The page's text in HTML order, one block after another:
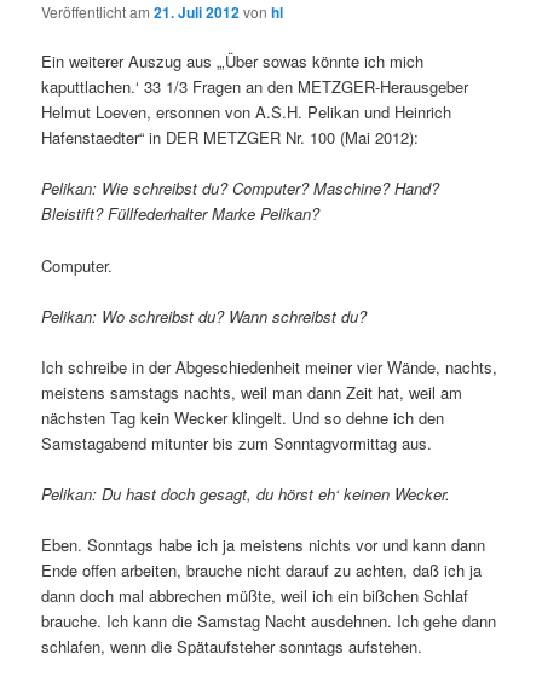
Veröffentlicht am21. Juli 2012vonhl
Ein weiterer Auszug aus „‚Über sowas könnte ich mich
kaputtlachen.‘ 33 1/3 Fragen an den METZGER-Herausgeber
Helmut Loeven, ersonnen von A.S.H. Pelikan und Heinrich
Hafenstaedter“ in DER METZGER Nr. 100 (Mai 2012):
Pelikan: Wie schreibst du? Computer? Maschine? Hand?
Bleistift? Füllfederhalter Marke Pelikan?
Computer.
Pelikan: Wo schreibst du? Wann schreibst du?
Ich schreibe in der Abgeschiedenheit meiner vier Wände, nachts,
meistens samstags nachts, weil man dann Zeit hat, weil am
nächsten Tag kein Wecker klingelt. Und so dehne ich den
Samstagabend mitunter bis zum Sonntagvormittag aus.
Pelikan: Du hast doch gesagt, du hörst eh‘ keinen Wecker.
Eben. Sonntags habe ich ja meistens nichts vor und kann dann
Ende offen arbeiten, brauche nicht darauf zu achten, daß ich ja
dann doch mal abbrechen müßte, weil ich ein bißchen Schlaf
brauche. Ich kann die Samstag Nacht ausdehnen. Ich gehe dann
schlafen, wenn die Spätaufsteher sonntags aufstehen.